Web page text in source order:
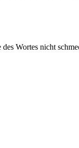
Wortes nicht